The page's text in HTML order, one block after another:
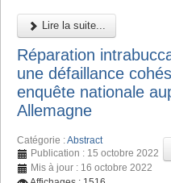
Lire la suite...
Réparation
une défaillance
enquête nationale
Allemagne
Catégorie :Abstract
Publication : 15 octobre 2022
Mis à jour : 16 octobre 2022